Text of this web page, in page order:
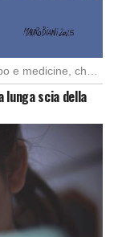
Immagina tante piccole barche, cariche di cibo e medicine, che partono da diversi porti del […]
lunga scia della